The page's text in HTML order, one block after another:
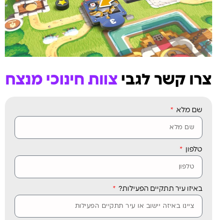
צרו קשר לגבי צוות חינוכי מנצח
שם מלא
טלפון
באיזו עיר תתקיים הפעילות?